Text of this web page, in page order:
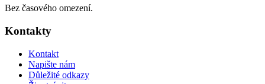
Bez časového omezení.
Kontakty
Kontakt
Napište nám
Důležité odkazy